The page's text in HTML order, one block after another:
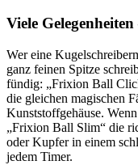
Viele
Wer eine
ganz feinen Spitze
fündig: „Frixion Ball
die gleichen magischen
Kunststoffgehäuse.
„Frixion Ball Slim“ die
oder Kupfer in einem
jedem Timer.